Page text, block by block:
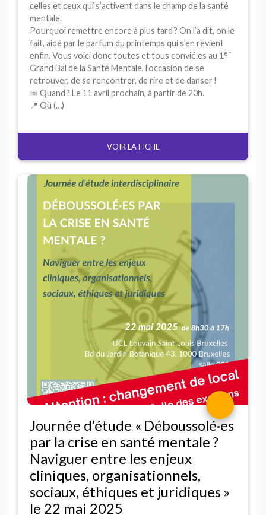
celles et ceux qui s’activent dans le champ de la santé
mentale.
Pourquoi remettre encore à plus tard? On l’a dit, on le
fait, aidé par le parfum du printemps qui s’en revient
enfin. Vous voici donc toutes et tous convié.es au 1 er
Grand Bal de la Santé Mentale, l’occasion de se
retrouver, de se rencontrer, de rire et de danser !
📅 Quand? Le 11 avril prochain, à partir de 20h.
📍 Où (…)
VOIR LA FICHE
Journée d’étude « Déboussolé·es
par la crise en santé mentale?
Naviguer entre les enjeux
cliniques, organisationnels,
sociaux, éthiques et juridiques »
le 22 mai 2025